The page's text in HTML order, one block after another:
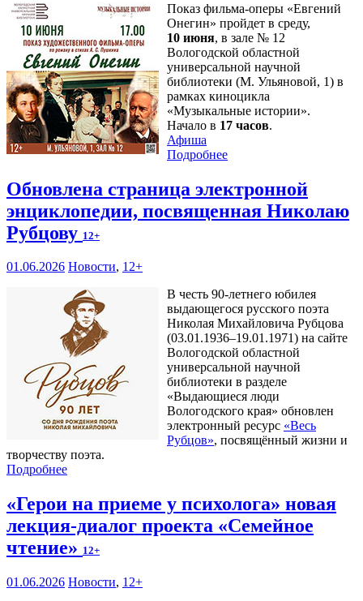
Показ фильма-оперы «Евгений
Онегин» пройдет в среду,
10 июня, в зале № 12
Вологодской областной
универсальной научной
библиотеки (М. Ульяновой, 1) в
рамках киноцикла
«Музыкальные истории».
Начало в 17 часов.
Афиша
Подробнее
Обновлена страница электронной
энциклопедии, посвященная Николаю
Рубцову 12+
01.06.2026 Новости, 12+
В честь 90-летнего юбилея
выдающегося русского поэта
Николая Михайловича Рубцова
(03.01.1936–19.01.1971) на сайте
Вологодской областной
универсальной научной
библиотеки в разделе
«Выдающиеся люди
Вологодского края» обновлен
электронный ресурс «Весь
Рубцов», посвящённый жизни и
творчеству поэта.
Подробнее
«Герои на приеме у психолога» новая
лекция-диалог проекта «Семейное
чтение» 12+
01.06.2026 Новости, 12+